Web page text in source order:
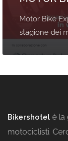
Motor Bike
stagione dei
Bikershotel è la
motociclisti.